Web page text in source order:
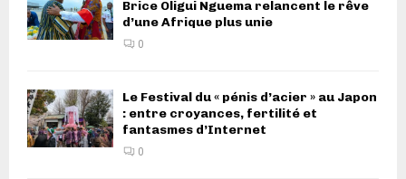
Brice Oligui Nguema relancent le rêve
d’une Afrique plus unie
0
Le Festival du « pénis d’acier » au Japon
: entre croyances, fertilité et
fantasmes d’Internet
0